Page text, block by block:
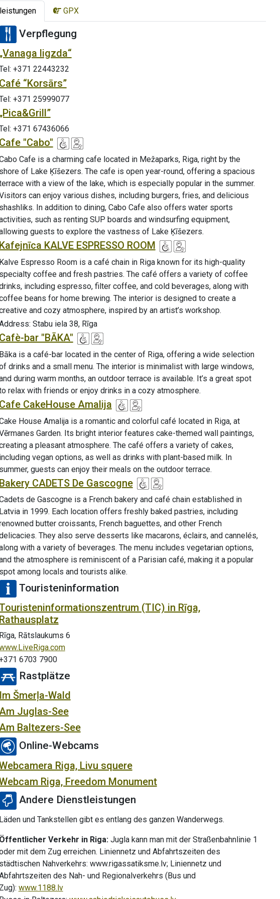
GPX
Verpflegung
ligzda“
+371 22443232
Café “Korsārs”
+371 25999077
„Pica&Grill”
+371 67436066
Cafe "Cabo"
Cafe is a charming cafe located in Mežaparks, Riga, right by the
shore of Lake Ķīšezers. The cafe is open year-round, offering a spacious
with a view of the lake, which is especially popular in the summer.
can enjoy various dishes, including burgers, fries, and delicious
shashliks. In addition to dining, Cabo Cafe also offers water sports
such as renting SUP boards and windsurfing equipment,
guests to explore the vastness of Lake Ķīšezers.
Kafejnīca KALVE ESPRESSO ROOM
Kalve Espresso Room is a café chain in Riga known for its high-quality
specialty coffee and fresh pastries. The café offers a variety of coffee
including espresso, filter coffee, and cold beverages, along with
beans for home brewing. The interior is designed to create a
and cozy atmosphere, inspired by an artist’s workshop.
Stabu iela 38, Rīga
Cafè-bar "BĀKA"
Bāka is a café-bar located in the center of Riga, offering a wide selection
drinks and a small menu. The interior is minimalist with large windows,
during warm months, an outdoor terrace is available. It’s a great spot
relax with friends or enjoy drinks in a cozy atmosphere.
Cafe CakeHouse Amalija
House Amalija is a romantic and colorful café located in Riga, at
Garden. Its bright interior features cake-themed wall paintings,
a pleasant atmosphere. The café offers a variety of cakes,
including vegan options, as well as drinks with plant-based milk. In
summer, guests can enjoy their meals on the outdoor terrace.
Bakery CADETS De Gascogne
de Gascogne is a French bakery and café chain established in
Latvia in 1999. Each location offers freshly baked pastries, including
butter croissants, French baguettes, and other French
They also serve desserts like macarons, éclairs, and cannelés,
with a variety of beverages. The menu includes vegetarian options,
the atmosphere is reminiscent of a Parisian café, making it a popular
spot among locals and tourists alike.
Touristeninformation
(TIC) in Rīga,
Rathausplatz
Rīga, Rātslaukums 6
6703 7900
Rastplätze
Im Šmerļa-Wald
Juglas-See
Baltezers-See
Online-Webcams
Riga, Livu squere
Riga, Freedom Monument
Andere Dienstleistungen
Läden und Tankstellen gibt es entlang des ganzen Wanderwegs.
Öffentlicher Verkehr in Riga:Jugla kann man mit der Straßenbahnlinie 1
mit dem Zug erreichen. Liniennetz und Abfahrtszeiten des
städtischen Nahverkehrs: www.rigassatiksme.lv; Liniennetz und
des Nah- und Regionalverkehrs (Bus und
Zug): www.1188.lv